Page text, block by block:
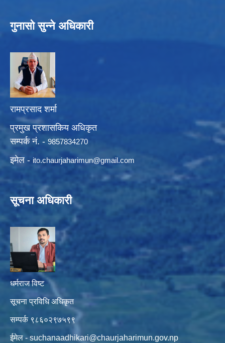
गुनासो सुन्ने अधिकारी
रामप्रसाद शर्मा
प्रमुख प्रशासकिय अधिकृत
सम्पर्क नं. - 9857834270
इमेल - ito.chaurjaharimun@gmail.com
सूचना अधिकारी
धर्मराज विष्ट
सूचना प्रविधि अधिकृत
सम्पर्क ९८६०२९७५९९
ईमेल -suchanaadhikari@chaurjaharimun.gov.np